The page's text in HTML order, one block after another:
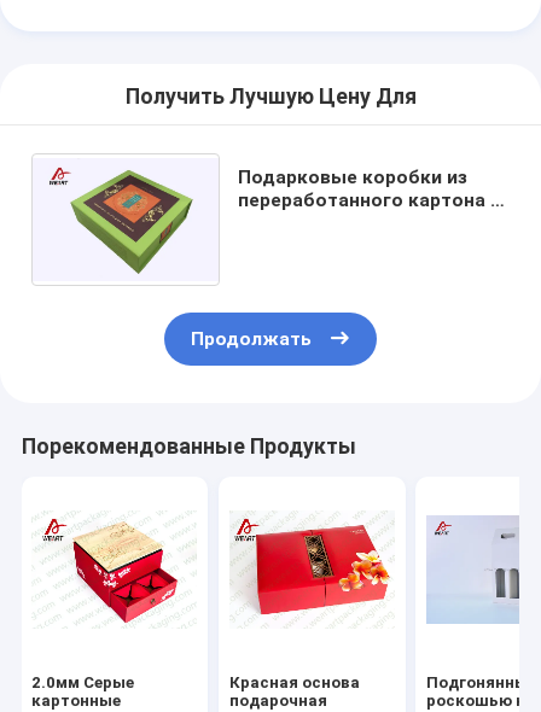
Получить Лучшую Цену Для
Подарковые коробки из
переработанного картона /
Продолжать
Порекомендованные Продукты
2.0мм Серые
картонные
Красная основа
подарочная
Подгонянные
роскошью